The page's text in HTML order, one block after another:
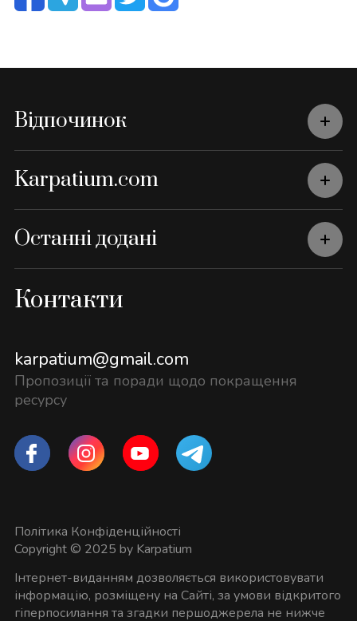
Відпочинок
Karpatium.com
Останні додані
Контакти
karpatium@gmail.com
Пропозиції та поради щодо покращення
ресурсу
Політика Конфіденційності
Copyright © 2025 by Karpatium
Інтернет-виданням дозволяється використовувати
інформацію, розміщену на Сайті, за умови відкритого
гіперпосилання та згадки першоджерела не нижче